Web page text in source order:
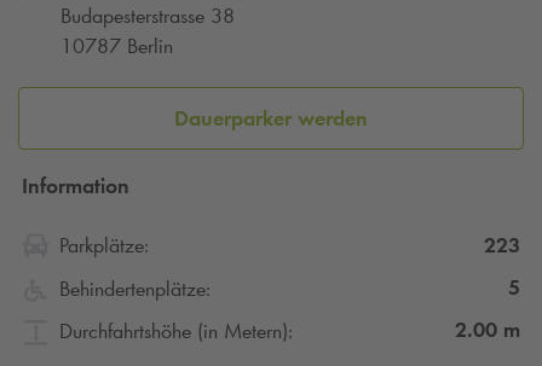
Budapesterstrasse 38
10787 Berlin
Dauerparker werden
Information
Parkplätze:
223
Behindertenplätze:
5
Durchfahrtshöhe (in Metern):
2.00 m